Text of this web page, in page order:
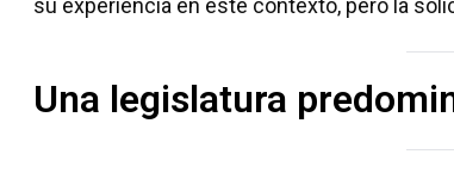
su experiencia en este contexto, pero la
Una legislatura